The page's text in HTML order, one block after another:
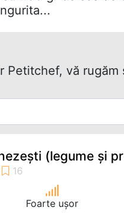
vă rugăm
(legume și
Foarte ușor